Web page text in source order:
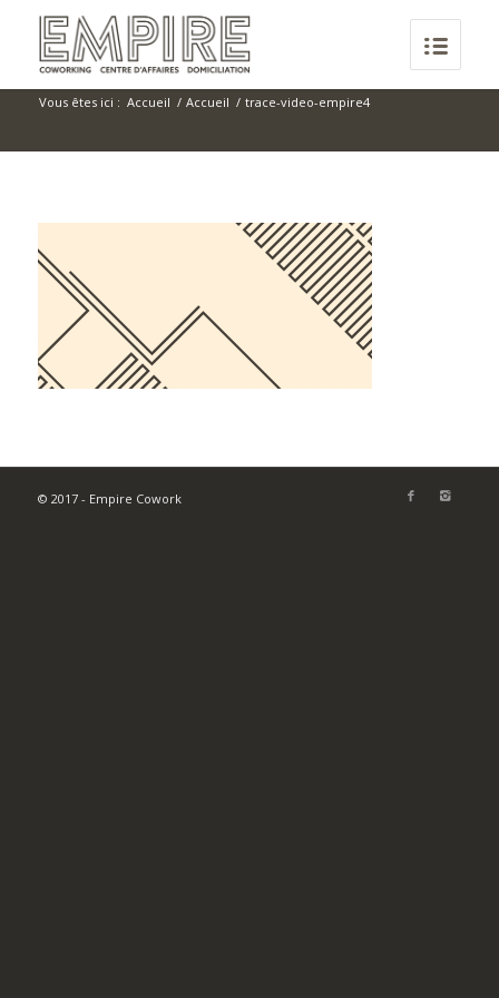
Vous êtes ici : Accueil / Accueil / trace-video-empire4
© 2017 - Empire Cowork